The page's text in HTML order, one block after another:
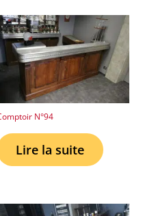
N°94
Lire la suite